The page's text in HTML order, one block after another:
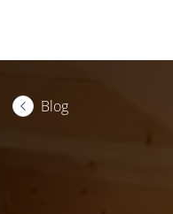
Blog